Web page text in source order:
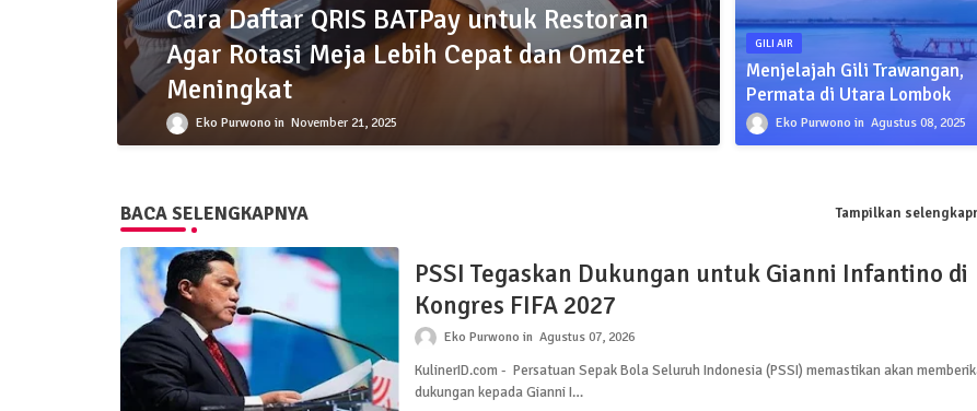
Cara Daftar QRIS BATPay untuk Restoran
Agar Rotasi Meja Lebih Cepat dan Omzet
Meningkat
Eko Purwono November 21, 2025
GILI AIR
Menjelajah Gili Trawangan,
Permata di Utara Lombok
Eko Purwono Agustus 08, 2025
BACA SELENGKAPNYA Tampilkan
PSSI Tegaskan Dukungan untuk Gianni Infantino di
Kongres FIFA 2027
Eko Purwono Agustus 07, 2026
KulinerID.com - Persatuan Sepak Bola Seluruh Indonesia (PSSI) memastikan akan
dukungan kepada Gianni I…